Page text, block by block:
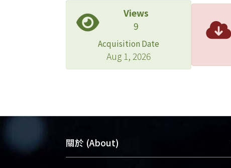
Views
9
Acquisition Date
Aug 1, 2026
關於 (About)